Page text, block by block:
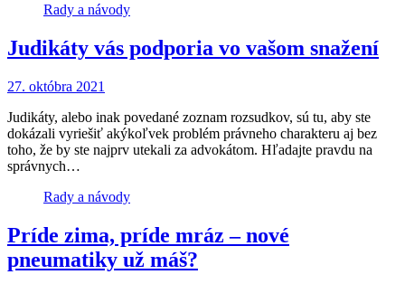
Rady a návody
Judikáty vás podporia vo vašom snažení
27. októbra 2021
Judikáty, alebo inak povedané zoznam rozsudkov, sú tu, aby ste
dokázali vyriešiť akýkoľvek problém právneho charakteru aj bez
toho, že by ste najprv utekali za advokátom. Hľadajte pravdu na
správnych…
Rady a návody
Príde zima, príde mráz – nové
pneumatiky už máš?